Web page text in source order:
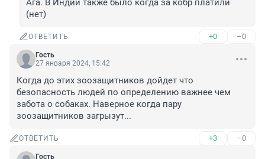
Ага. В Индии также было когда за кобр платили
(нет)
ОТВЕТИТЬ +0 –0
Гость
27 января 2024, 15:42
Когда до этих зоозащитников дойдет что
безопасность людей по определению важнее чем
забота о собаках. Наверное когда пару
зоозащитников загрызут...
ОТВЕТИТЬ +3 –0
Гость